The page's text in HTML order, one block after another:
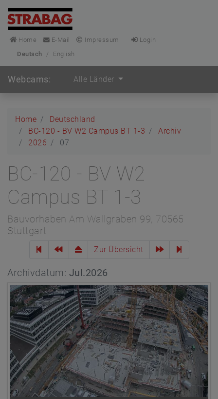
Home E-Mail Impressum
Login
Deutsch
/ English
Webcams: Alle Länder
Home
Deutschland
BC-120 - BV W2 Campus BT 1-3
Archiv
2026
07
BC-120 - BV W2
Campus BT 1-3
Bauvorhaben Am Wallgraben 99, 70565
Stuttgart
Zur Übersicht
Archivdatum: Jul.2026